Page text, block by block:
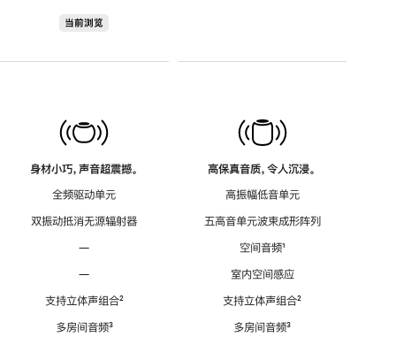
当前浏览
身材小巧，声音超震撼。
全频驱动单元
双振动抵消无源辐射器
—
—
支持立体声组合脚
²
多房间音频脚
³
高保真音质，令人沉浸。
高振幅低音单元
五高音单元波束成形阵列
空间音频脚
¹
室内空间感应
支持立体声组合脚
²
多房间音频脚
³